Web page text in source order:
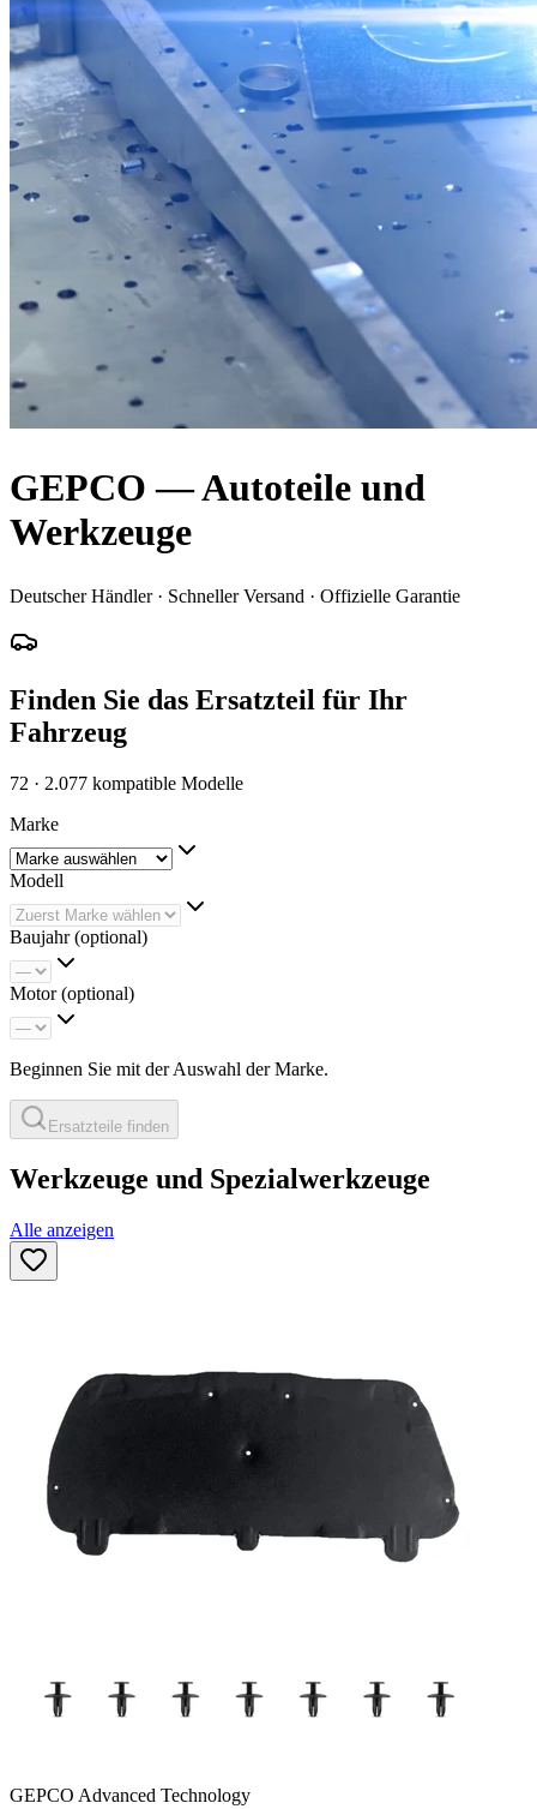
GEPCO — Autoteile und
Werkzeuge
Deutscher Händler · Schneller Versand · Offizielle Garantie
Finden Sie das Ersatzteil für Ihr
Fahrzeug
72 · 2.077 kompatible Modelle
Marke
Modell
Baujahr (optional)
Motor (optional)
Beginnen Sie mit der Auswahl der Marke.
Ersatzteile finden
Werkzeuge und Spezialwerkzeuge
Alle anzeigen
GEPCO Advanced Technology